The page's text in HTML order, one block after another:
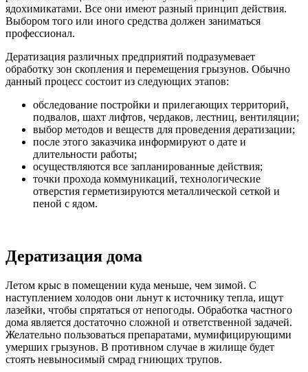
ядохимикатами. Все они имеют разный принцип действия.
Выбором того или иного средства должен заниматься
профессионал.
Дератизация различных предприятий подразумевает
обработку зон скопления и перемещения грызунов. Обычно
данный процесс состоит из следующих этапов:
обследование постройки и прилегающих территорий,
подвалов, шахт лифтов, чердаков, лестниц, вентиляции;
выбор методов и веществ для проведения дератизации;
после этого заказчика информируют о дате и
длительности работы;
осуществляются все запланированные действия;
точки прохода коммуникаций, технологические
отверстия герметизируются металлической сеткой и
пеной с ядом.
Дератизация дома
Летом крыс в помещении куда меньше, чем зимой. С
наступлением холодов они льнут к источнику тепла, ищут
лазейки, чтобы спрятаться от непогоды. Обработка частного
дома является достаточно сложной и ответственной задачей.
Желательно пользоваться препаратами, мумифицирующими
умерших грызунов. В противном случае в жилище будет
стоять невыносимый смрад гниющих трупов.